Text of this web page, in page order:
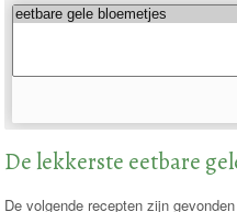
De lekkerste eetbare
De volgende recepten zijn